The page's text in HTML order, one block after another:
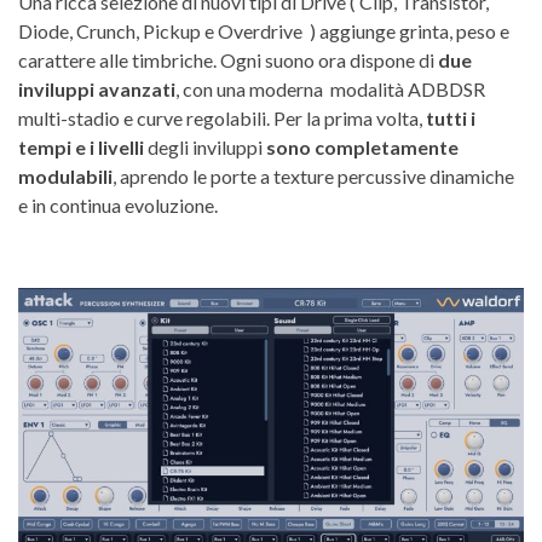
Diode, Crunch, Pickup e Overdrive ) aggiunge grinta, peso e
carattere alle timbriche. Ogni suono ora dispone di due
inviluppi avanzati, con una moderna modalità ADBDSR
multi-stadio e curve regolabili. Per la prima volta, tutti i
tempi e i livellidegli inviluppi sono completamente
modulabili, aprendo le porte a texture percussive dinamiche
e in continua evoluzione.